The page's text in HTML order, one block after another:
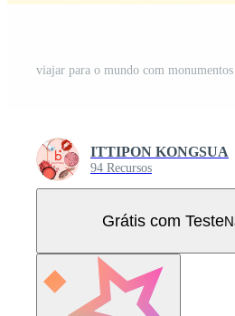
ITTIPON KONGSUA
94 Recursos
Grátis com Teste